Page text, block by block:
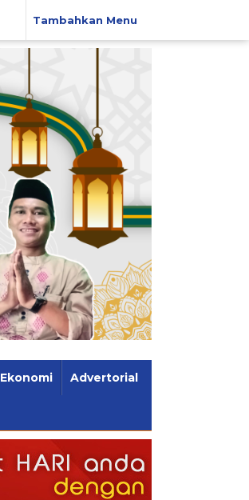
Tambahkan Menu
Ekonomi Advertorial